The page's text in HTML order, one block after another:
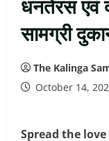
सामग्री
The Kalinga
October 14,
Spread the love